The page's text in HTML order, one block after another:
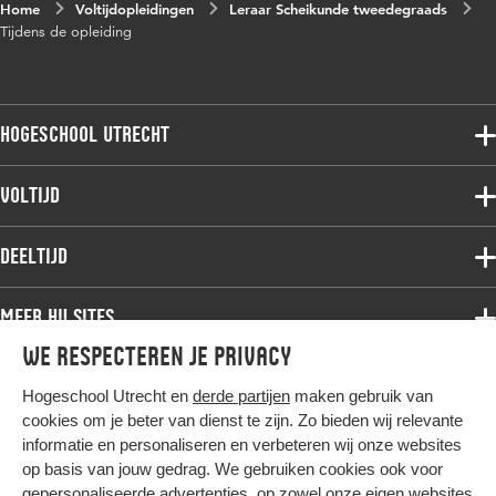
We respecteren je privacy
Hogeschool Utrecht en derde partijen maken gebruik van
cookies om je beter van dienst te zijn. Zo bieden wij relevante
informatie en personaliseren en verbeteren wij onze websites
op basis van jouw gedrag. We gebruiken cookies ook voor
Home Voltijdopleidingen
Leraar Scheikunde tweedegraads
Tijdens de opleiding
Hogeschool Utrecht
Voltijdopleidingen
Deeltijdopleidingen
Onderzoek
Werken bij de HU
Contact
Voltijd
Associate degree
Bachelor
Master
Studiekeuze voltijd
Deeltijd
Associate degree
Bachelor
Master
Post-master
Meer HU sites
HU International
HU Bibliotheek
HU Ontwikkelt
Duurzame HU
Hier komt alles samen